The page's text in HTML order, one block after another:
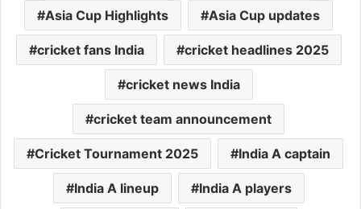
Asia Cup Highlights Asia Cup updates
cricket fans India cricket headlines 2025
cricket news India
cricket team announcement
Cricket Tournament 2025 India A captain
India A lineup India A players